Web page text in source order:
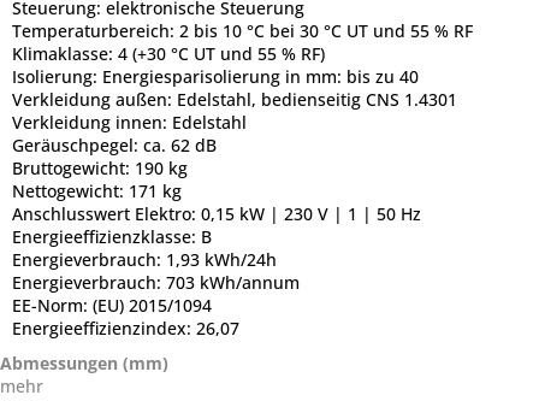
Steuerung: elektronische Steuerung
Temperaturbereich: 2 bis 10 °C bei 30 °C UT und 55 % RF
Klimaklasse: 4 (+30 °C UT und 55 % RF)
Isolierung: Energiesparisolierung in mm: bis zu 40
Verkleidung außen: Edelstahl, bedienseitig CNS 1.4301
Verkleidung innen: Edelstahl
Geräuschpegel: ca. 62 dB
Bruttogewicht: 190 kg
Nettogewicht: 171 kg
Anschlusswert Elektro: 0,15 kW | 230 V | 1 | 50 Hz
Energieeffizienzklasse: B
Energieverbrauch: 1,93 kWh/24h
Energieverbrauch: 703 kWh/annum
EE-Norm: (EU) 2015/1094
Energieeffizienzindex: 26,07
Abmessungen (mm)
mehr